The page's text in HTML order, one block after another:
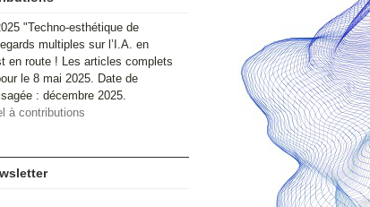
"Techno-esthétique de
multiples sur l’I.A. en
en route ! Les articles complets
le 8 mai 2025. Date de
: décembre 2025.
à contributions